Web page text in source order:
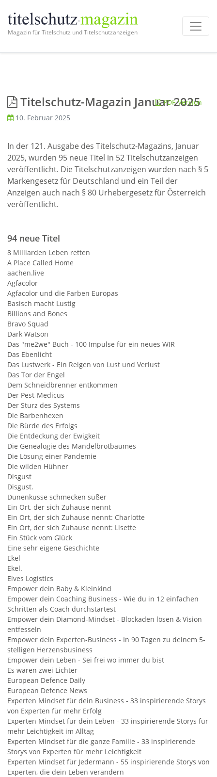
Magazin für Titelschutz und Titelschutzanzeigen
Titelschutz-Magazin Januar 2025
10. Februar 2025
PDF-Version
In der 121. Ausgabe des Titelschutz-Magazins, Januar
2025, wurden 95 neue Titel in 52 Titelschutzanzeigen
veröffentlicht. Die Titelschutzanzeigen wurden nach § 5
Markengesetz für Deutschland und ein Teil der
Anzeigen auch nach § 80 Urhebergesetz für Österreich
veröffentlicht.
94 neue Titel
8 Milliarden Leben retten
A Place Called Home
aachen.live
Agfacolor
Agfacolor und die Farben Europas
Basisch macht Lustig
Billions and Bones
Bravo Squad
Dark Watson
Das "me2we" Buch - 100 Impulse für ein neues WIR
Das Ebenlicht
Das Lustwerk - Ein Reigen von Lust und Verlust
Das Tor der Engel
Dem Schneidbrenner entkommen
Der Pest-Medicus
Der Sturz des Systems
Die Barbenhexen
Die Bürde des Erfolgs
Die Entdeckung der Ewigkeit
Die Genealogie des Mandelbrotbaumes
Die Lösung einer Pandemie
Die wilden Hühner
Disgust
Disgust.
Dünenküsse schmecken süßer
Ein Ort, der sich Zuhause nennt
Ein Ort, der sich Zuhause nennt: Charlotte
Ein Ort, der sich Zuhause nennt: Lisette
Ein Stück vom Glück
Eine sehr eigene Geschichte
Ekel
Ekel.
Elves Logistics
Empower dein Baby & Kleinkind
Empower dein Coaching Business - Wie du in 12 einfachen
Schritten als Coach durchstartest
Empower dein Diamond-Mindset - Blockaden lösen & Vision
entfesseln
Empower dein Experten-Business - In 90 Tagen zu deinem 5-
stelligen Herzensbusiness
Empower dein Leben - Sei frei wo immer du bist
Es waren zwei Lichter
European Defence Daily
European Defence News
Experten Mindset für dein Business - 33 inspirierende Storys
von Experten für mehr Erfolg
Experten Mindset für dein Leben - 33 inspirierende Storys für
mehr Leichtigkeit im Alltag
Experten Mindset für die ganze Familie - 33 inspirierende
Storys von Experten für mehr Leichtigkeit
Experten Mindset für Jedermann - 55 inspirierende Storys von
Experten, die dein Leben verändern